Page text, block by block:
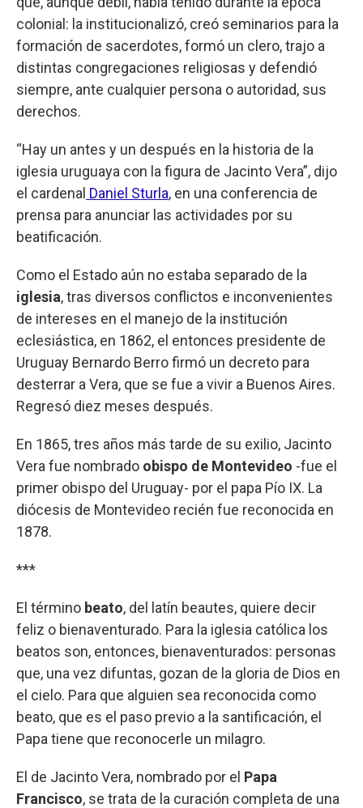
colonial: la institucionalizó, creó seminarios para la
formación de sacerdotes, formó un clero, trajo a
distintas congregaciones religiosas y defendió
siempre, ante cualquier persona o autoridad, sus
derechos.
“Hay un antes y un después en la historia de la
iglesia uruguaya con la figura de Jacinto Vera”, dijo
el cardenal Daniel Sturla, en una conferencia de
prensa para anunciar las actividades por su
beatificación.
Como el Estado aún no estaba separado de la
iglesia, tras diversos conflictos e inconvenientes
de intereses en el manejo de la institución
eclesiástica, en 1862, el entonces presidente de
Uruguay Bernardo Berro firmó un decreto para
desterrar a Vera, que se fue a vivir a Buenos Aires.
Regresó diez meses después.
En 1865, tres años más tarde de su exilio, Jacinto
Vera fue nombrado obispo de Montevideo -fue el
primer obispo del Uruguay- por el papa Pío IX. La
diócesis de Montevideo recién fue reconocida en
1878.
***
El término beato, del latín beautes, quiere decir
feliz o bienaventurado. Para la iglesia católica los
beatos son, entonces, bienaventurados: personas
que, una vez difuntas, gozan de la gloria de Dios en
el cielo. Para que alguien sea reconocida como
beato, que es el paso previo a la santificación, el
Papa tiene que reconocerle un milagro.
El de Jacinto Vera, nombrado por el Papa
Francisco, se trata de la curación completa de una